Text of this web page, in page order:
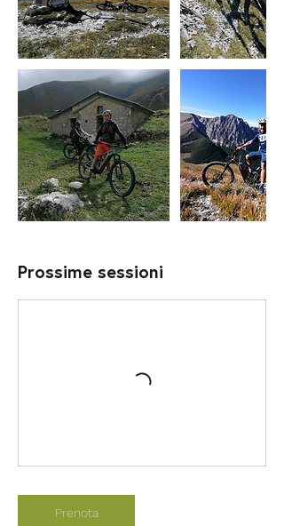
Prossime sessioni
Prenota